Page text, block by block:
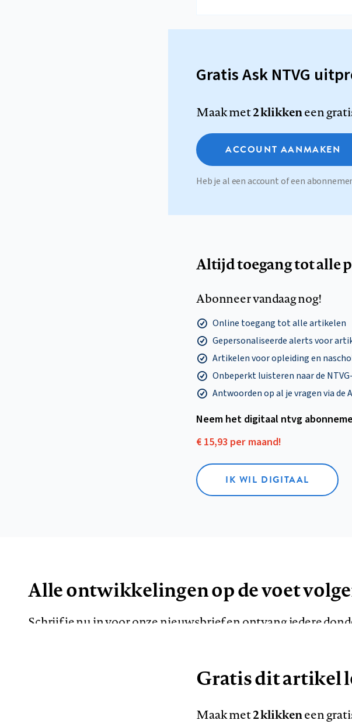
Gratis Ask NTVG
Maak met2 klikkeneen
ACCOUNT AANMAKEN
Heb je al een account of een
Altijd toegang tot alle
Abonneer vandaag nog!
Online toegang tot alle artikelen
Gepersonaliseerde alerts voor
Artikelen voor opleiding en
Onbeperkt luisteren naar de
Antwoorden op al je vragen via de
Neem het digitaal ntvg
€ 15,93 per maand!
IK WIL DIGITAAL
Alle ontwikkelingen op de voet
Schrijf je nu in voor onze nieuwsbrief en ontvang iedere
Gratis dit artikel
Maak met2 klikkeneen